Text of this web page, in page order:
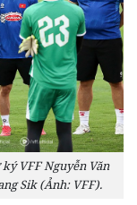
VFF Nguyễn Văn
Sik (Ảnh: VFF).